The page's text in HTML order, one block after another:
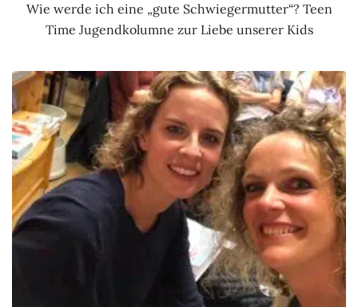
Wie werde ich eine „gute Schwiegermutter“? Teen
Time Jugendkolumne zur Liebe unserer Kids